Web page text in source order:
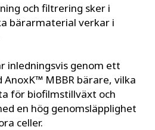
och filtrering sker i
bärarmaterial verkar i
inledningsvis genom ett
MBBR bärare, vilka
för biofilmstillväxt och
en hög genomsläpplighet
celler.